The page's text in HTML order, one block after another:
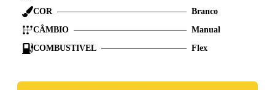
COR
Branco
CÂMBIO
Manual
COMBUSTIVEL
Flex